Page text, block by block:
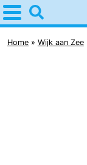
Home
Wijk
Home Wijk aan Zee